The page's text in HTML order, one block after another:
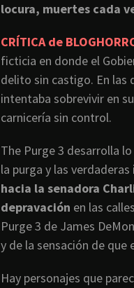
locura, muertes cada
CRÍTICA de
ficticia en donde el
delito sin castigo. En las
intentaba sobrevivir en
carnicería sin control.
The Purge 3 desarrolla
la purga y las
hacia la senadora
depravación en las
Purge 3 de James
y de la sensación de
Hay personajes que